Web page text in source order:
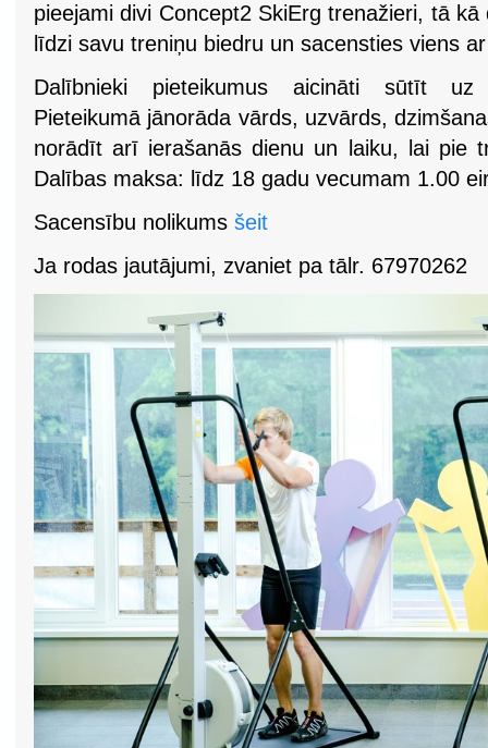
pieejami divi Concept2 SkiErg trenažieri, tā
līdzi savu treniņu biedru un sacensties viens
Dalībnieki pieteikumus aicināti sūtīt
Pieteikumā jānorāda vārds, uzvārds,
norādīt arī ierašanās dienu un laiku, lai pie
Dalības maksa: līdz 18 gadu vecumam 1.00
Sacensību nolikums šeit
Ja rodas jautājumi, zvaniet pa tālr. 67970262